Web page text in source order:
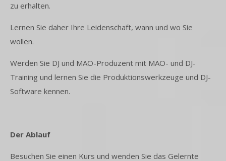
zu erhalten.
Lernen Sie daher Ihre Leidenschaft, wann und wo Sie
wollen.
Werden Sie DJ und MAO-Produzent mit MAO- und DJ-
Training und lernen Sie die Produktionswerkzeuge und DJ-
Software kennen.
Der Ablauf
Besuchen Sie einen Kurs und wenden Sie das Gelernte